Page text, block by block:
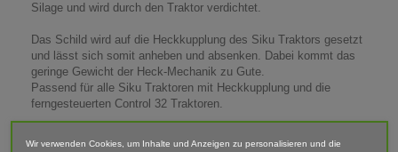
Silage und wird durch den Traktor verdichtet.
Das Schild wird auf die Heckkupplung des Siku Traktors gesetzt
und lässt sich somit anheben und absenken. Dabei kommt das
geringe Gewicht der Heck-Mechanik zu Gute.
Passend für alle Siku Traktoren mit Heckkupplung und die
ferngesteuerten Control 32 Traktoren.
Wir verwenden Cookies, um Inhalte und Anzeigen zu personalisieren und die